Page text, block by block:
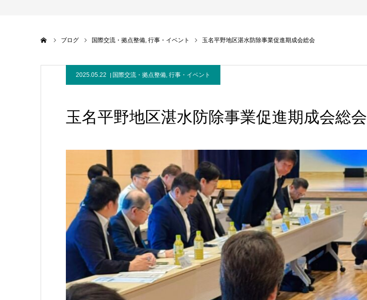
ブログ 国際交流・拠点整備 行事・イベント 玉名平野地区湛水防除事業促進期成会総会
2025.05.22 国際交流・拠点整備, 行事・イベント
玉名平野地区湛水防除事業促進期成会総会